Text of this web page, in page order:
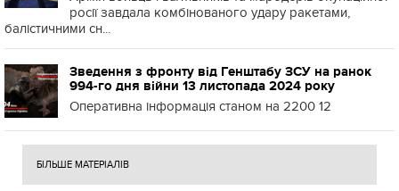
росії завдала комбінованого удару ракетами,
балістичними сн...
Зведення з фронту від Генштабу ЗСУ на ранок
994-го дня війни 13 листопада 2024 року
Оперативна інформація станом на 2200 12
БІЛЬШЕ МАТЕРІАЛІВ